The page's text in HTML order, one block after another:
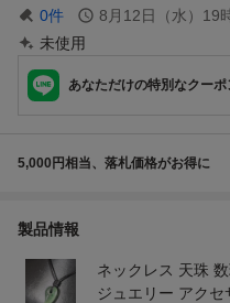
0件 8月12日（水）19
未使用
あなただけの特別なクー
5,000円相当、落札価格がお得に
製品情報
ネックレス 天珠
ジュエリー アクセ